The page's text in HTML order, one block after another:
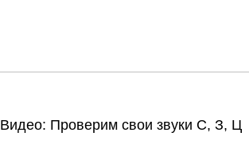
Видео: Проверим свои звуки С, З, Ц